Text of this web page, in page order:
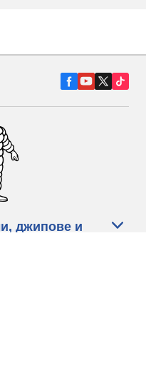
джипове и